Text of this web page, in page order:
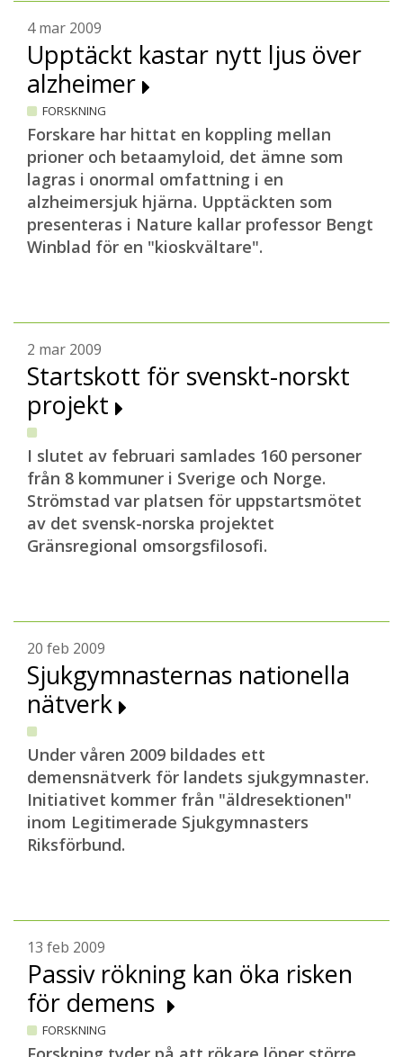
4 mar 2009
Upptäckt kastar nytt ljus över
alzheimer
FORSKNING
Forskare har hittat en koppling mellan
prioner och betaamyloid, det ämne som
lagras i onormal omfattning i en
alzheimersjuk hjärna. Upptäckten som
presenteras i Nature kallar professor Bengt
Winblad för en "kioskvältare".
2 mar 2009
Startskott för svenskt-norskt
projekt
I slutet av februari samlades 160 personer
från 8 kommuner i Sverige och Norge.
Strömstad var platsen för uppstartsmötet
av det svensk-norska projektet
Gränsregional omsorgsfilosofi.
20 feb 2009
Sjukgymnasternas nationella
nätverk
Under våren 2009 bildades ett
demensnätverk för landets sjukgymnaster.
Initiativet kommer från "äldresektionen"
inom Legitimerade Sjukgymnasters
Riksförbund.
13 feb 2009
Passiv rökning kan öka risken
för demens
FORSKNING